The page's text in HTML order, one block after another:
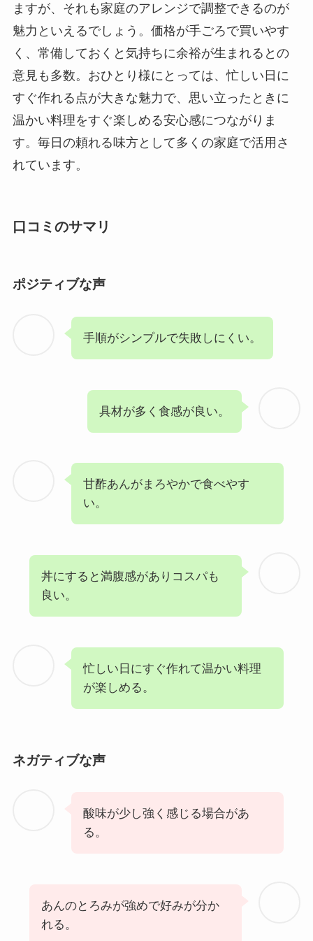
ますが、それも家庭のアレンジで調整できるのが
魅力といえるでしょう。価格が手ごろで買いやす
く、常備しておくと気持ちに余裕が生まれるとの
意見も多数。おひとり様にとっては、忙しい日に
すぐ作れる点が大きな魅力で、思い立ったときに
温かい料理をすぐ楽しめる安心感につながりま
す。毎日の頼れる味方として多くの家庭で活用さ
れています。
口コミのサマリ
ポジティブな声
手順がシンプルで失敗しにくい。
具材が多く食感が良い。
甘酢あんがまろやかで食べやす
い。
丼にすると満腹感がありコスパも
良い。
忙しい日にすぐ作れて温かい料理
が楽しめる。
ネガティブな声
酸味が少し強く感じる場合があ
る。
あんのとろみが強めで好みが分か
れる。